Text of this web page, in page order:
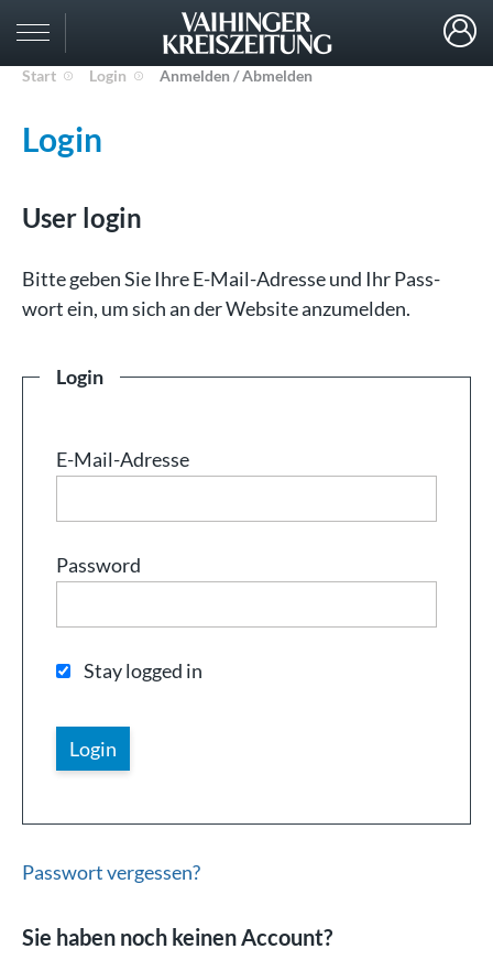
Start Login Anmelden / Abmelden
Login
User login
Bit­te ge­ben Sie Ih­re E-Mail-Adresse und Ihr Pass­
wort ein, um sich an der Web­site an­zu­mel­den.
Login
E-Mail-Adresse
Password
Stay logged in
Passwort vergessen?
Sie haben noch keinen Account?